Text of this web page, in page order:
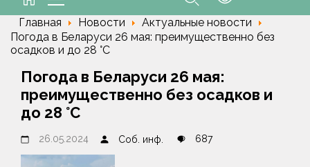
Главная Новости
Актуальные новости
Погода в Беларуси 26 мая: преимущественно без
осадков и до 28 °С
Погода в Беларуси 26 мая:
преимущественно без осадков и
до 28 °С
26.05.2024 Соб. инф. 687